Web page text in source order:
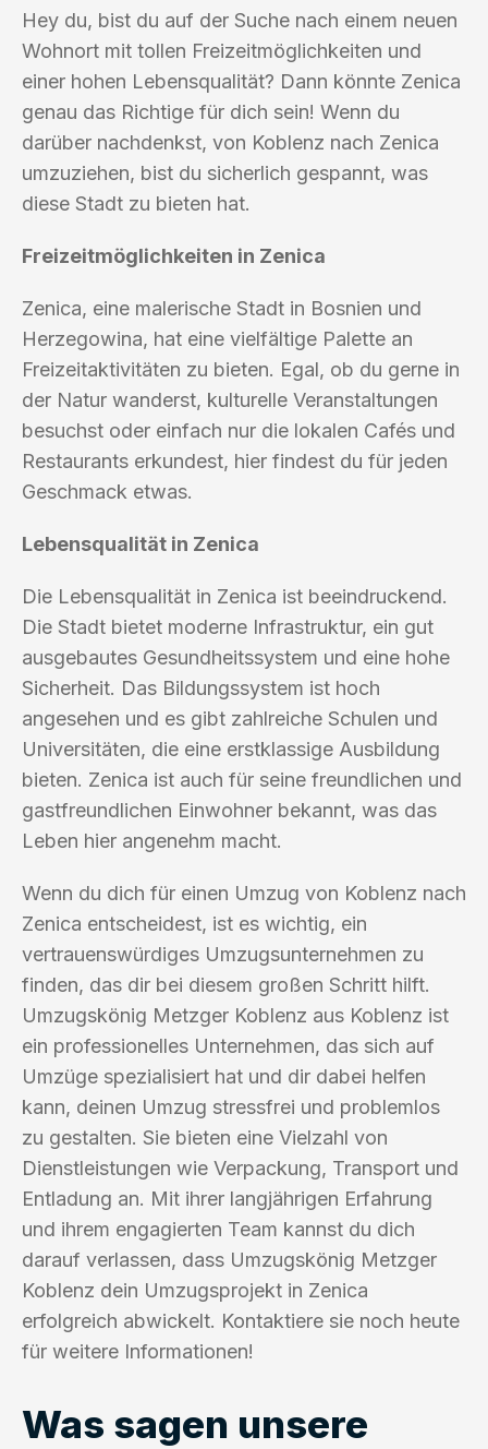
Hey du, bist du auf der Suche nach einem neuen
Wohnort mit tollen Freizeitmöglichkeiten und
einer hohen Lebensqualität? Dann könnte Zenica
genau das Richtige für dich sein! Wenn du
darüber nachdenkst, von Koblenz nach Zenica
umzuziehen, bist du sicherlich gespannt, was
diese Stadt zu bieten hat.
Freizeitmöglichkeiten in Zenica
Zenica, eine malerische Stadt in Bosnien und
Herzegowina, hat eine vielfältige Palette an
Freizeitaktivitäten zu bieten. Egal, ob du gerne in
der Natur wanderst, kulturelle Veranstaltungen
besuchst oder einfach nur die lokalen Cafés und
Restaurants erkundest, hier findest du für jeden
Geschmack etwas.
Lebensqualität in Zenica
Die Lebensqualität in Zenica ist beeindruckend.
Die Stadt bietet moderne Infrastruktur, ein gut
ausgebautes Gesundheitssystem und eine hohe
Sicherheit. Das Bildungssystem ist hoch
angesehen und es gibt zahlreiche Schulen und
Universitäten, die eine erstklassige Ausbildung
bieten. Zenica ist auch für seine freundlichen und
gastfreundlichen Einwohner bekannt, was das
Leben hier angenehm macht.
Wenn du dich für einen Umzug von Koblenz nach
Zenica entscheidest, ist es wichtig, ein
vertrauenswürdiges Umzugsunternehmen zu
finden, das dir bei diesem großen Schritt hilft.
Umzugskönig Metzger Koblenz aus Koblenz ist
ein professionelles Unternehmen, das sich auf
Umzüge spezialisiert hat und dir dabei helfen
kann, deinen Umzug stressfrei und problemlos
zu gestalten. Sie bieten eine Vielzahl von
Dienstleistungen wie Verpackung, Transport und
Entladung an. Mit ihrer langjährigen Erfahrung
und ihrem engagierten Team kannst du dich
darauf verlassen, dass Umzugskönig Metzger
Koblenz dein Umzugsprojekt in Zenica
erfolgreich abwickelt. Kontaktiere sie noch heute
für weitere Informationen!
Was sagen unsere